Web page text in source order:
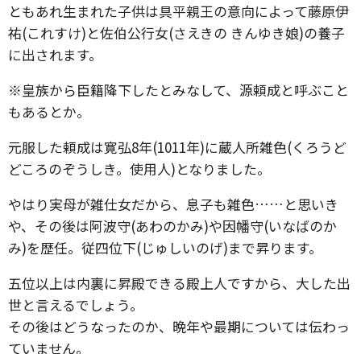
ともあれ生まれた子供は具平親王の意向によって藤原伊
祐(これすけ)と佐伯公行女(さえきの きんゆき娘)の養子
に出されます。
※皇族から臣籍降下したとみなして、源頼成と呼ぶこと
もあるとか。
元服した頼成は寛弘8年(1011年)に蔵人所雑色(くろうど
どころのぞうしき。使用人)となりました。
やはり実母が雑仕女だから、息子も雑色……と思いき
や、その後は阿波守(あわのかみ)や因幡守(いなばのか
み)を歴任。従四位下(じゅしいのげ)まで昇ります。
五位以上は内裏に昇殿できる殿上人ですから、大した出
世と言えるでしょう。
その後はどうなったのか、晩年や最期については伝わっ
ていません。